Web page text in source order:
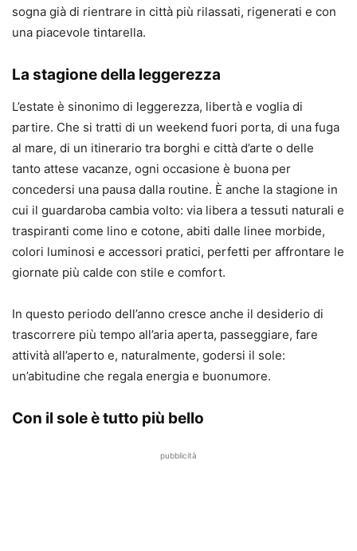
sogna già di rientrare in città più rilassati, rigenerati e con
una piacevole tintarella.
La stagione della leggerezza
L’estate è sinonimo di leggerezza, libertà e voglia di
partire. Che si tratti di un weekend fuori porta, di una fuga
al mare, di un itinerario tra borghi e città d’arte o delle
tanto attese vacanze, ogni occasione è buona per
concedersi una pausa dalla routine. È anche la stagione in
cui il guardaroba cambia volto: via libera a tessuti naturali e
traspiranti come lino e cotone, abiti dalle linee morbide,
colori luminosi e accessori pratici, perfetti per affrontare le
giornate più calde con stile e comfort.
In questo periodo dell’anno cresce anche il desiderio di
trascorrere più tempo all’aria aperta, passeggiare, fare
attività all’aperto e, naturalmente, godersi il sole:
un’abitudine che regala energia e buonumore.
Con il sole è tutto più bello
pubblicità